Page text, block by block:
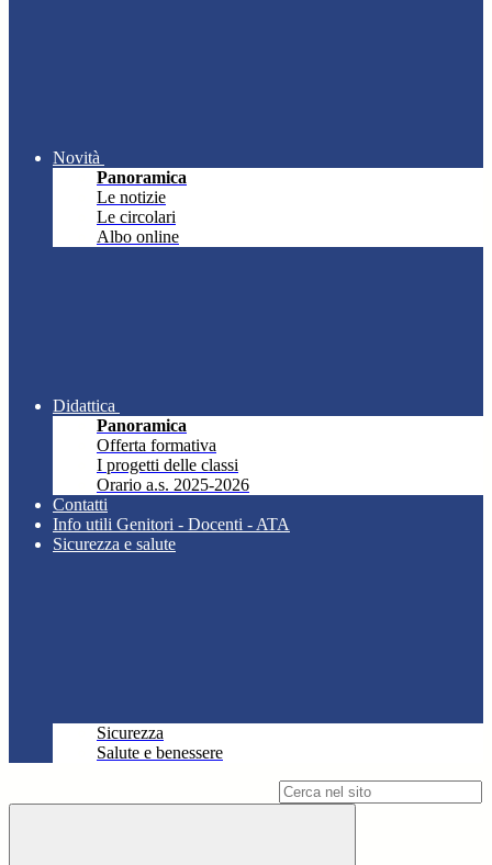
Novità
Panoramica
Le notizie
Le circolari
Albo online
Didattica
Panoramica
Offerta formativa
I progetti delle classi
Orario a.s. 2025-2026
Contatti
Info utili Genitori - Docenti - ATA
Sicurezza e salute
Sicurezza
Salute e benessere